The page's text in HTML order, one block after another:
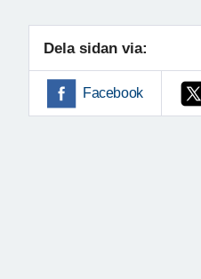
Dela sidan via:
Facebook